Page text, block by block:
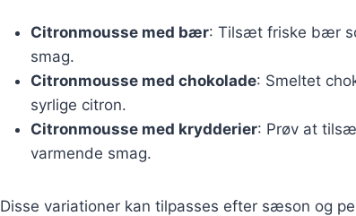
Citronmousse med bær: Tilsæt friske bær
smag.
Citronmousse med chokolade: Smeltet
syrlige citron.
Citronmousse med krydderier: Prøv at
varmende smag.
Disse variationer kan tilpasses efter sæson og